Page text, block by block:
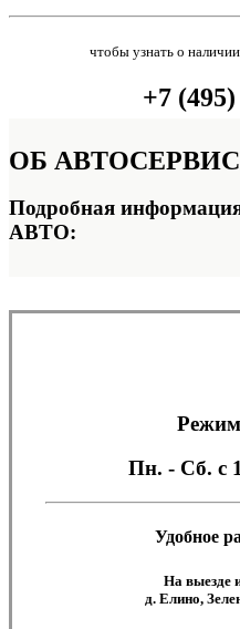
чтобы узнать о наличии
+7
ОБ
Подробная
АВТО:
Пн. - Сб. с
Удобное
На выезде
д. Елино,